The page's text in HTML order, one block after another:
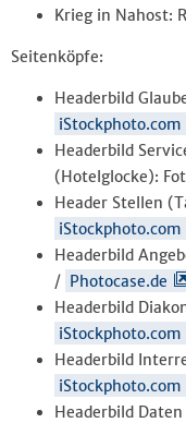
Krieg in Nahost:
Seitenköpfe:
Headerbild
iStockphoto.com
Headerbild
(Hotelglocke):
Header Stellen
iStockphoto.com
Headerbild
/ Photocase.de
Headerbild
iStockphoto.com
Headerbild
iStockphoto.com
Headerbild